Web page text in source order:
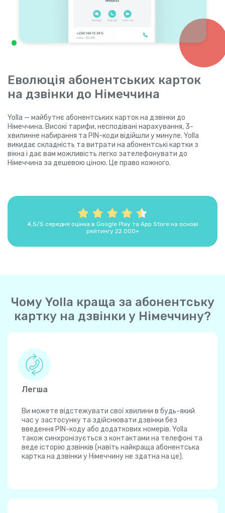
Еволюція абонентських карток
на дзвінки до Німеччина
Yolla — майбутнє абонентських карток на дзвінки до
Німеччина. Високі тарифи, несподівані нарахування, 3-
хвилинне набирання та PIN-коди відійшли у минуле. Yolla
викидає складність та витрати на абонентські картки з
вікна і дає вам можливість легко зателефонувати до
Німеччина за дешевою ціною. Це право кожного.
4,5/5 середня оцінка в Google Play та App Store на основі
рейтингу 22 000+
Чому Yolla краща за абонентську
картку на дзвінки у Німеччину?
Легша
Ви можете відстежувати свої хвилини в будь-який
час у застосунку та здійснювати дзвінки без
введення PIN-коду або додаткових номерів. Yolla
також синхронізується з контактами на телефоні та
веде історію дзвінків (навіть найкраща абонентська
картка на дзвінки у Німеччину не здатна на це).